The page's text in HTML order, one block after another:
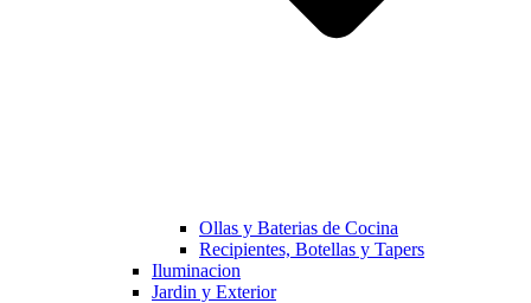
Ollas y Baterias de Cocina
Recipientes, Botellas y Tapers
Iluminacion
Jardin y Exterior